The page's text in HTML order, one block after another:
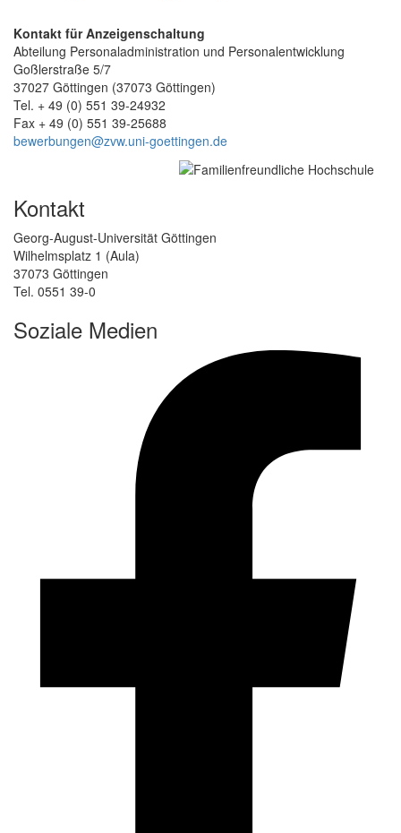
Kontakt für Anzeigenschaltung
Abteilung Personaladministration und Personalentwicklung
Goßlerstraße 5/7
37027 Göttingen (37073 Göttingen)
Tel. + 49 (0) 551 39-24932
Fax + 49 (0) 551 39-25688
bewerbungen@zvw.uni-goettingen.de
Kontakt
Georg-August-Universität Göttingen
Wilhelmsplatz 1 (Aula)
37073 Göttingen
Tel. 0551 39-0
Soziale Medien